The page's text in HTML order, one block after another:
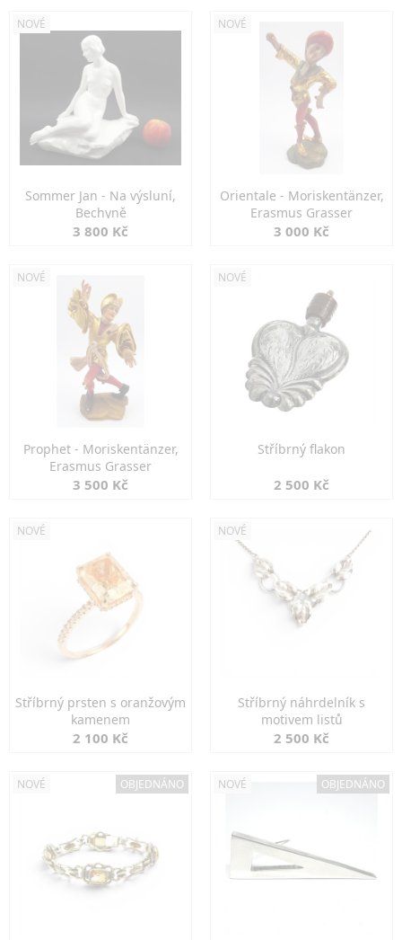
NOVÉ
Sommer Jan - Na výsluní,
Bechyně
3 800 Kč
NOVÉ
Orientale - Moriskentänzer,
Erasmus Grasser
3 000 Kč
NOVÉ
Prophet - Moriskentänzer,
Erasmus Grasser
3 500 Kč
NOVÉ
Stříbrný flakon
2 500 Kč
NOVÉ
Stříbrný prsten s oranžovým
kamenem
2 100 Kč
NOVÉ
Stříbrný náhrdelník s
motivem listů
2 500 Kč
NOVÉ OBJEDNÁNO NOVÉ OBJEDNÁNO